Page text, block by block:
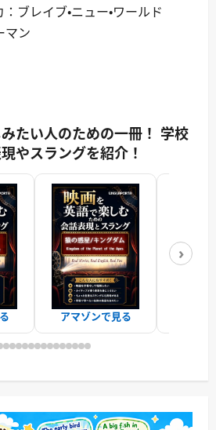
ブレイブ・ニュー・ワールド
マン
たい人のための一冊！ 学校
やスラングを紹介！
アマゾンで見る
›